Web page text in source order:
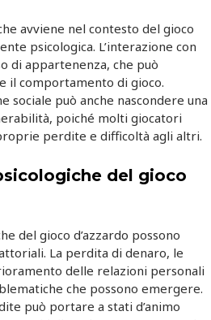
avviene nel contesto del gioco
psicologica. L’interazione con
di appartenenza, che può
il comportamento di gioco.
sociale può anche nascondere una
poiché molti giocatori
perdite e difficoltà agli altri.
del gioco
del gioco d’azzardo possono
La perdita di denaro, le
delle relazioni personali
che possono emergere.
può portare a stati d’animo